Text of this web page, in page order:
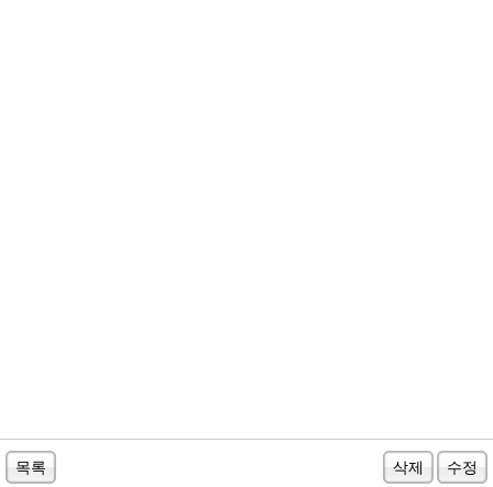
목록 삭제 수정